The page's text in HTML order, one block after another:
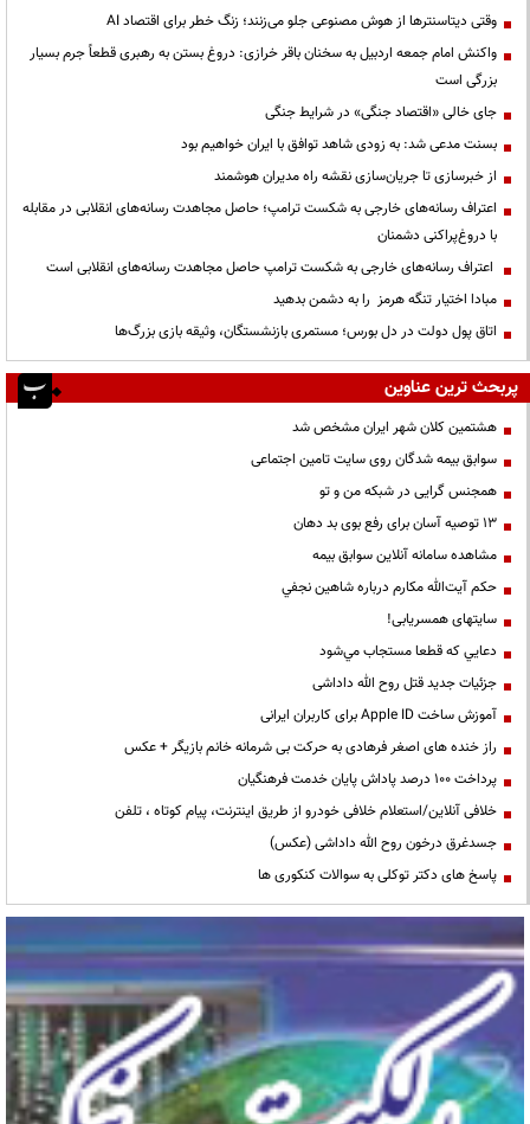
وقتی دیتاسنترها از هوش مصنوعی جلو می‌زنند؛ زنگ خطر برای اقتصاد AI
واکنش امام جمعه اردبیل به سخنان باقر خرازی: دروغ بستن به رهبری قطعاً جرم بسیار
بزرگی است
جای خالی «اقتصاد جنگی» در شرایط جنگی
بسنت مدعی شد: به زودی شاهد توافق با ایران خواهیم بود
از خبرسازی تا جریان‌سازی نقشه راه مدیران هوشمند
اعتراف رسانه‌های خارجی به شکست ترامپ؛ حاصل مجاهدت رسانه‌های انقلابی در مقابله
با دروغ‌پراکنی دشمنان
اعتراف رسانه‌های خارجی به شکست ترامپ حاصل مجاهدت رسانه‌های انقلابی است
مبادا اختیار تنگه هرمز را به دشمن بدهید
اتاق پول دولت در دل بورس؛ مستمری بازنشستگان، وثیقه بازی بزرگ‌ها
پربحث ترین عناوین
هشتمین کلان شهر ایران مشخص شد
سوابق بیمه شدگان روی سایت تامین اجتماعی
همجنس گرایی در شبکه من و تو
13 توصیه آسان برای رفع بوی بد دهان
مشاهده سامانه آنلاين سوابق بیمه
حكم آيت‌الله مكارم درباره شاهين نجفي
سایتهای همسریابی!
دعايي كه قطعا مستجاب مي‌شود
جزئیات جدید قتل روح الله داداشی
آموزش ساخت Apple ID برای کاربران ایرانی
راز خنده های اصغر فرهادی به حرکت بی شرمانه خانم بازیگر + عکس
پرداخت ۱۰۰ درصد پاداش پایان خدمت فرهنگیان
خلافی آنلاین/استعلام خلافی خودرو از طریق اینترنت، پیام کوتاه ، تلفن
جسدغرق درخون روح الله داداشی (عکس)
پاسخ های دکتر توکلی به سوالات کنکوری ها